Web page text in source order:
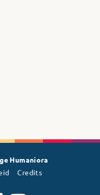
Humaniora
Credits